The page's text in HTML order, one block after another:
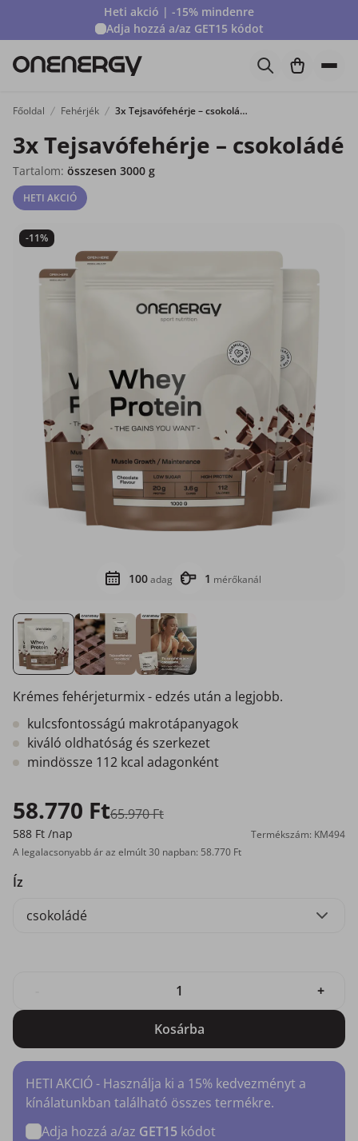
Heti akció | -15% mindenre
Adja hozzá a/az GET15 kódot
Főoldal Fehérjék 3x Tejsavófehérje – csokoládé
3x Tejsavófehérje – csokoládé
Tartalom: összesen 3000 g
HETI AKCIÓ
-11%
100adag 1 mérőkanál
Krémes fehérjeturmix - edzés után a legjobb.
kulcsfontosságú makrotápanyagok
kiváló oldhatóság és szerkezet
mindössze 112 kcal adagonként
58.770 Ft65.970 Ft
588 Ft /nap
Termékszám: KM494
A legalacsonyabb ár az elmúlt 30 napban: 58.770 Ft
Íz
csokoládé
+
Kosárba
HETI AKCIÓ - Használja ki a 15% kedvezményt a
kínálatunkban található összes termékre.
Adja hozzá a/az GET15 kódot